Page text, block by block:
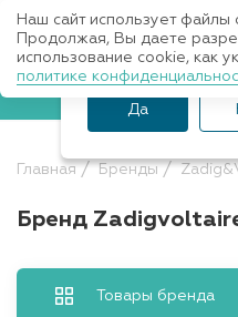
Главная Бренды
Бренд
Товары бренда
Ваш город Санкт-
Петербург?
Да
Наш сайт использует файлы
Продолжая, Вы даете
использование cookie, как
политике